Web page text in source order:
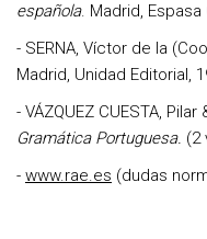
española. Madrid, Espasa
- SERNA, Víctor de la
Madrid, Unidad Editorial,
- VÁZQUEZ CUESTA,
Gramática Portuguesa. (2
- www.rae.es (dudas